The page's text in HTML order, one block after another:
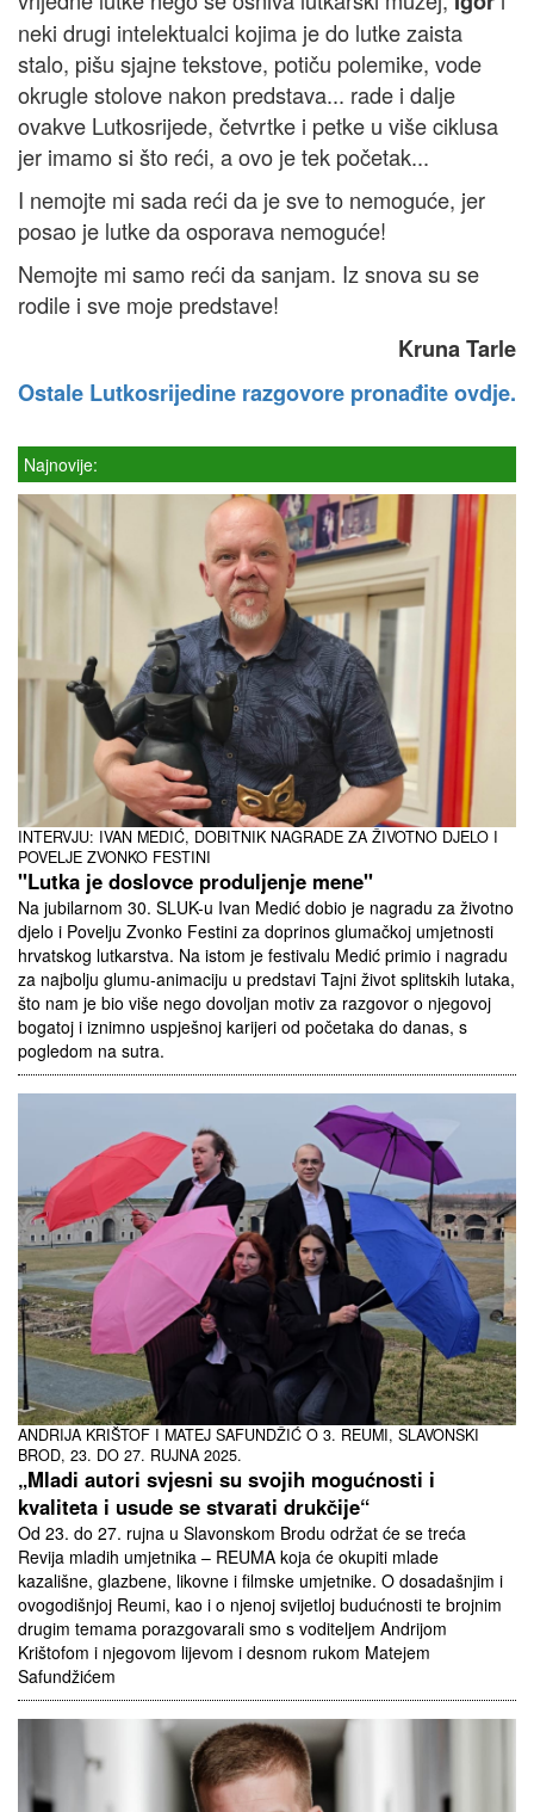
neki drugi intelektualci kojima je do lutke zaista
stalo, pišu sjajne tekstove, potiču polemike, vode
okrugle stolove nakon predstava... rade i dalje
ovakve Lutkosrijede, četvrtke i petke u više ciklusa
jer imamo si što reći, a ovo je tek početak...
I nemojte mi sada reći da je sve to nemoguće, jer
posao je lutke da osporava nemoguće!
Nemojte mi samo reći da sanjam. Iz snova su se
rodile i sve moje predstave!
Kruna Tarle
Ostale Lutkosrijedine razgovore pronađite ovdje.
Najnovije:
INTERVJU: IVAN MEDIĆ, DOBITNIK NAGRADE ZA ŽIVOTNO DJELO I
POVELJE ZVONKO FESTINI
"Lutka je doslovce produljenje mene"
Na jubilarnom 30. SLUK-u Ivan Medić dobio je nagradu za životno
djelo i Povelju Zvonko Festini za doprinos glumačkoj umjetnosti
hrvatskog lutkarstva. Na istom je festivalu Medić primio i nagradu
za najbolju glumu-animaciju u predstavi Tajni život splitskih lutaka,
što nam je bio više nego dovoljan motiv za razgovor o njegovoj
bogatoj i iznimno uspješnoj karijeri od početaka do danas, s
pogledom na sutra.
ANDRIJA KRIŠTOF I MATEJ SAFUNDŽIĆ O 3. REUMI, SLAVONSKI
BROD, 23. DO 27. RUJNA 2025.
„Mladi autori svjesni su svojih mogućnosti i
kvaliteta i usude se stvarati drukčije“
Od 23. do 27. rujna u Slavonskom Brodu održat će se treća
Revija mladih umjetnika – REUMA koja će okupiti mlade
kazališne, glazbene, likovne i filmske umjetnike. O dosadašnjim i
ovogodišnjoj Reumi, kao i o njenoj svijetloj budućnosti te brojnim
drugim temama porazgovarali smo s voditeljem Andrijom
Krištofom i njegovom lijevom i desnom rukom Matejem
Safundžićem